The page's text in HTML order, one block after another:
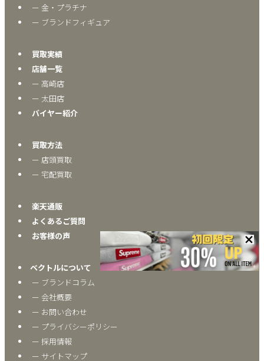
ー 金・プラチナ
ー ブランドフィギュア
買取実績
店舗一覧
ー 高崎店
ー 太田店
バイヤー紹介
買取方法
ー 店頭買取
ー 宅配買取
楽天通販
よくあるご質問
お客様の声
ベクトルについて
ー ブランドコラム
ー 会社概要
ー お問い合わせ
ー プライバシーポリシー
ー 採用情報
ー サイトマップ